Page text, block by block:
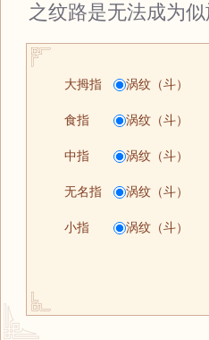
之纹路是无法成为
大拇指 涡纹（斗）
食指 涡纹（斗）
中指 涡纹（斗）
无名指 涡纹（斗）
小指 涡纹（斗）